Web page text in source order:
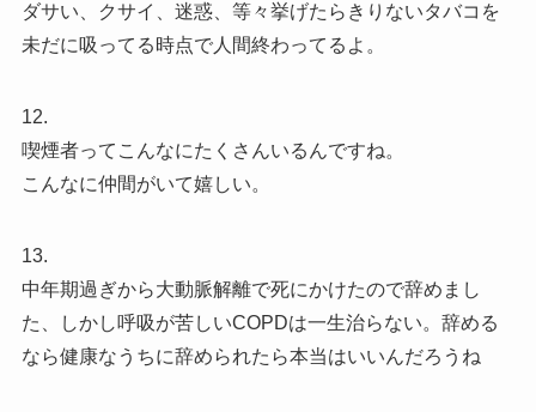
ダサい、クサイ、迷惑、等々挙げたらきりないタバコを
未だに吸ってる時点で人間終わってるよ。
12.
喫煙者ってこんなにたくさんいるんですね。
こんなに仲間がいて嬉しい。
13.
中年期過ぎから大動脈解離で死にかけたので辞めまし
た、しかし呼吸が苦しいCOPDは一生治らない。辞める
なら健康なうちに辞められたら本当はいいんだろうね